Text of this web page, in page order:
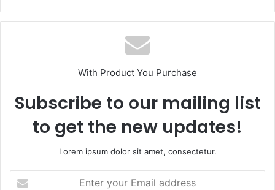
With Product You Purchase
Subscribe to our mailing list
to get the new updates!
Lorem ipsum dolor sit amet, consectetur.